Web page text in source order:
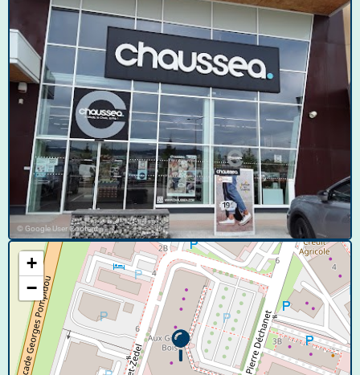
© Google User Content
+
−